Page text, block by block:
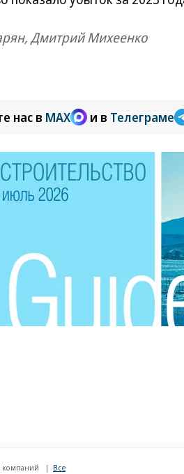
Дмитрий Михеенко
нас в MAX и в Телеграме
компаний Все